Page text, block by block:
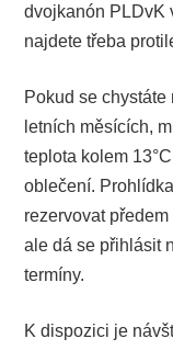
dvojkanón PLDvK
najdete třeba
Pokud se
letních měsících,
teplota kolem
oblečení.
rezervovat
ale dá se přihlásit
termíny.
K dispozici je